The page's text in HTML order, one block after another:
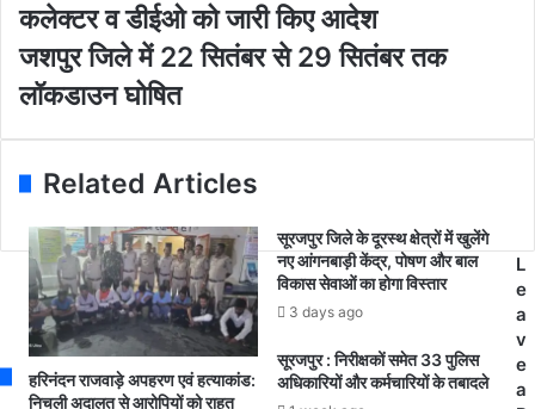
E
m
a
i
l
a
ल
ड़
ने
वा
ले
स
का
री
स्कू
लों
कलेक्टर व डीईओ को जारी किए आदेश
ज
पु
ले
2
सि
से
2
जशपुर जिले में 22 सितंबर से 29 सितंबर तक
लॉकडाउन घोषित
Related Articles
हरिनंदन राजवाड़े अपहरण एवं हत्याकांड:
निचली अदालत से आरोपियों को राहत
सूरजपुर जिले के दूरस्थ क्षेत्रों में खुलेंगे
नए आंगनबाड़ी केंद्र, पोषण और बाल
विकास सेवाओं का होगा विस्तार
3 days ago
सूरजपुर : निरीक्षकों समेत 33 पुलिस
अधिकारियों और कर्मचारियों के तबादले
L
e
a
v
e
a